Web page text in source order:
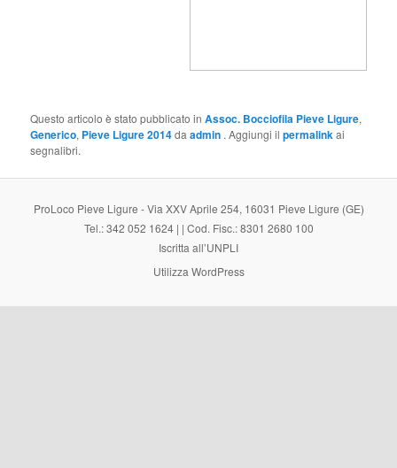
Questo articolo è stato pubblicato inAssoc. Bocciofila Pieve Ligure,
Generico, Pieve Ligure 2014daadmin . Aggiungi ilpermalinkai
segnalibri.
ProLoco Pieve Ligure - Via XXV Aprile 254, 16031 Pieve Ligure (GE)
Tel.: 342 052 1624 | | Cod. Fisc.: 8301 2680 100
Iscritta all’UNPLI
Utilizza WordPress